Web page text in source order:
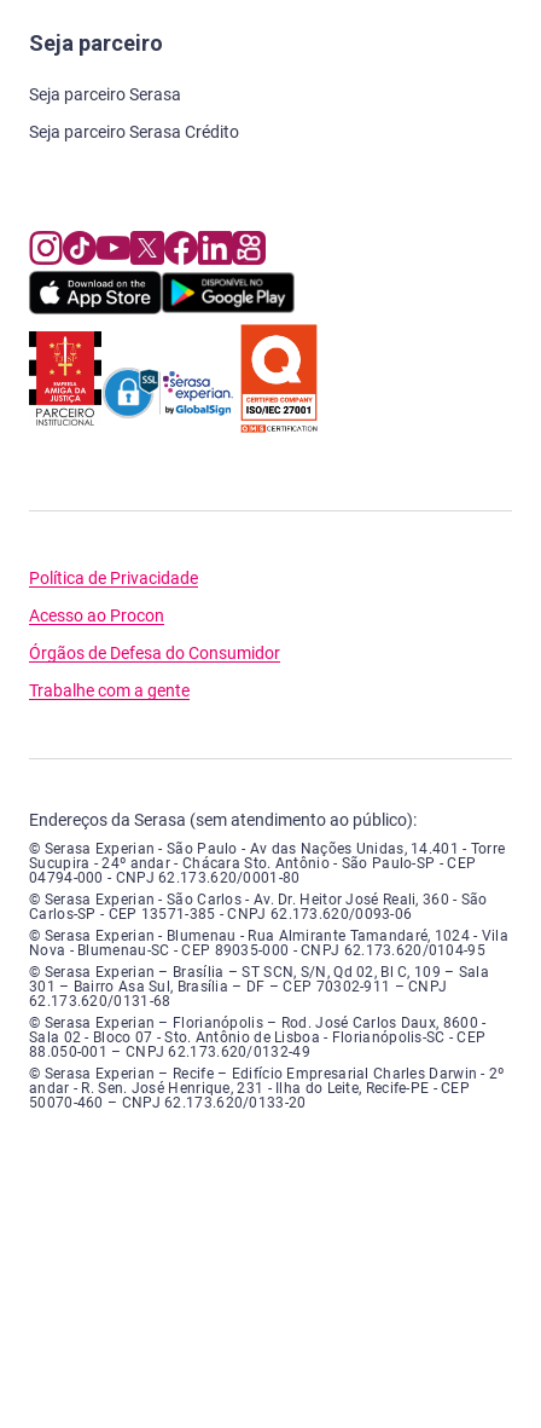
Seja parceiro
Seja parceiro Serasa
Seja parceiro Serasa Crédito
Política de Privacidade
Acesso ao Procon
Órgãos de Defesa do Consumidor
Trabalhe com a gente
Endereços da Serasa (sem atendimento ao público):
Serasa Experian - São Paulo - Endereço: Avenida das Nações Unidas,
© Serasa Experian - São Paulo - Av das Nações Unidas, 14.401 - Torre
Sucupira - 24º andar - Chácara Sto. Antônio - São Paulo-SP - CEP
04794-000 - CNPJ 62.173.620/0001-80
Serasa Experian - São Carlos - Endereço: Avenida Doutor Heitor José
© Serasa Experian - São Carlos - Av. Dr. Heitor José Reali, 360 - São
Carlos-SP - CEP 13571-385 - CNPJ 62.173.620/0093-06
Serasa Experian - Blumenau - Endereço: Rua Almirante Tamandaré,
© Serasa Experian - Blumenau - Rua Almirante Tamandaré, 1024 - Vila
Nova - Blumenau-SC - CEP 89035-000 - CNPJ 62.173.620/0104-95
Serasa Experian - Brasília, Endereço: Setor Comercial Norte, sem
© Serasa Experian – Brasília – ST SCN, S/N, Qd 02, Bl C, 109 – Sala
301 – Bairro Asa Sul, Brasília – DF – CEP 70302-911 – CNPJ
62.173.620/0131-68
Serasa Experian - Florianópolis, Endereço: Rodovia José Carlos, número
© Serasa Experian – Florianópolis – Rod. José Carlos Daux, 8600 -
Sala 02 - Bloco 07 - Sto. Antônio de Lisboa - Florianópolis-SC - CEP
88.050-001 – CNPJ 62.173.620/0132-49
Serasa Experian - Recife, Endereço: Edifício Empresarial Charles Darwin,
© Serasa Experian – Recife – Edifício Empresarial Charles Darwin - 2º
andar - R. Sen. José Henrique, 231 - Ilha do Leite, Recife-PE - CEP
50070-460 – CNPJ 62.173.620/0133-20